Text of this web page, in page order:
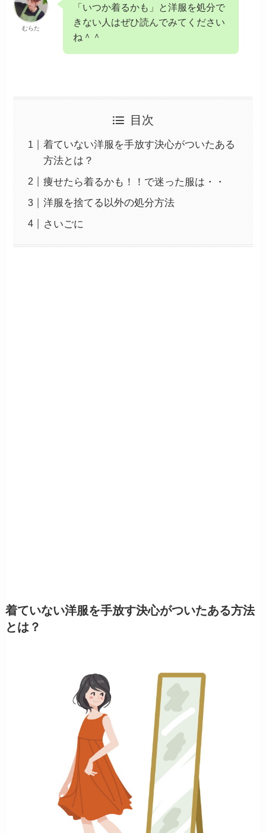
むらた
「いつか着るかも」と洋服を処分で
きない人はぜひ読んでみてください
ね＾＾
目次
着ていない洋服を手放す決心がついたある
方法とは？
痩せたら着るかも！！で迷った服は・・
洋服を捨てる以外の処分方法
さいごに
着ていない洋服を手放す決心がついたある方法
とは？